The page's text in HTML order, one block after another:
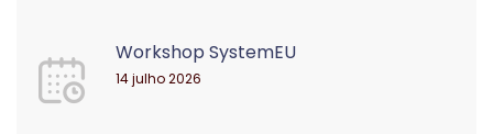
Workshop SystemEU
14 julho 2026